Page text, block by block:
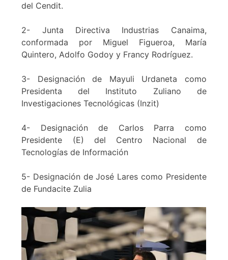
del Cendit.
2- Junta Directiva Industrias Canaima,
conformada por Miguel Figueroa, María
Quintero, Adolfo Godoy y Francy Rodríguez.
3- Designación de Mayuli Urdaneta como
Presidenta del Instituto Zuliano de
Investigaciones Tecnológicas (Inzit)
4- Designación de Carlos Parra como
Presidente (E) del Centro Nacional de
Tecnologías de Información
5- Designación de José Lares como Presidente
de Fundacite Zulia